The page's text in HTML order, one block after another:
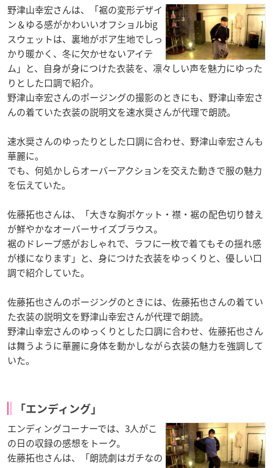
野津山幸宏さんは、「裾の変形デザイ
ン＆ゆる感がかわいいオフショルbig
スウェットは、裏地がボア生地でしっ
かり暖かく、冬に欠かせないアイテ
ム」と、自身が身につけた衣装を、凛々しい声を魅力にゆった
りとした口調で紹介。
野津山幸宏さんのポージングの撮影のときにも、野津山幸宏さ
んの着ていた衣装の説明文を速水奨さんが代理で朗読。
速水奨さんのゆったりとした口調に合わせ、野津山幸宏さんも
華麗に。
でも、何処かしらオーバーアクションを交えた動きで服の魅力
を伝えていた。
佐藤拓也さんは、「大きな胸ポケット・襟・裾の配色切り替え
が鮮やかなオーバーサイズブラウス。
裾のドレープ感がおしゃれで、ラフに一枚で着てもその揺れ感
が様になります」と、身につけた衣装をゆっくりと、優しい口
調で紹介していた。
佐藤拓也さんのポージングのときには、佐藤拓也さんの着てい
た衣装の説明文を野津山幸宏さんが代理で朗読。
野津山幸宏さんのゆっくりとした口調に合わせ、佐藤拓也さん
は舞うように華麗に身体を動かしながら衣装の魅力を強調して
いた。
「エンディング」
エンディングコーナーでは、3人がこ
の日の収録の感想をトーク。
佐藤拓也さんは、「朗読劇はガチなの